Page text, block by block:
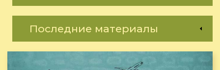
Последние материалы